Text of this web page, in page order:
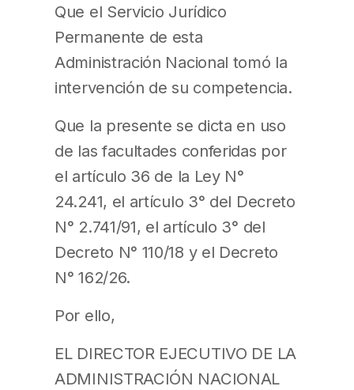
Que el Servicio Jurídico
Permanente de esta
Administración Nacional tomó la
intervención de su competencia.
Que la presente se dicta en uso
de las facultades conferidas por
el artículo 36 de la Ley N°
24.241, el artículo 3° del Decreto
N° 2.741/91, el artículo 3° del
Decreto N° 110/18 y el Decreto
N° 162/26.
Por ello,
EL DIRECTOR EJECUTIVO DE LA
ADMINISTRACIÓN NACIONAL